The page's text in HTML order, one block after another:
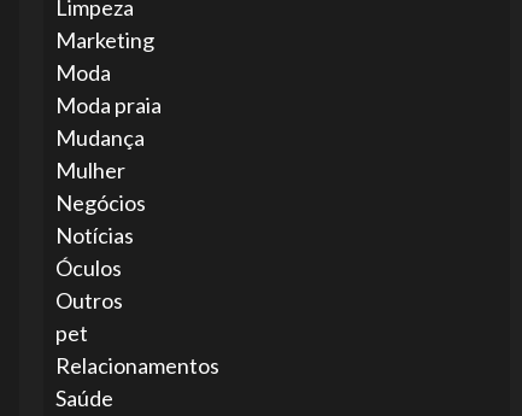
Limpeza
Marketing
Moda
Moda praia
Mudança
Mulher
Negócios
Notícias
Óculos
Outros
pet
Relacionamentos
Saúde